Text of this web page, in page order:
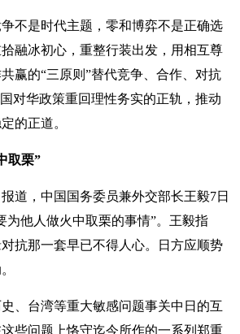
不是时代主题，零和博弈不是正确选
融冰初心，重整行装出发，用相互尊
赢的“三原则”替代竞争、合作、对抗
对华政策重回理性务实的正轨，推动
的正道。
取栗”
道，中国国务委员兼外交部长王毅7日
为他人做火中取栗的事情”。王毅指
抗那一套早已不得人心。日方应顺势
、台湾等重大敏感问题事关中日的互
些问题上恪守迄今所作的一系列郑重